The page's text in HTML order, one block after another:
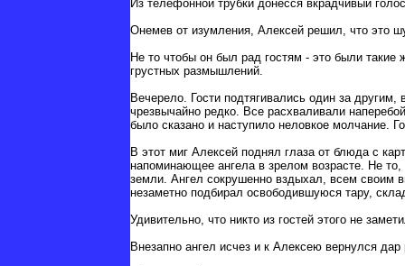
Из телефонной трубки донесся вкрадчивый
Онемев от изумления, Алексей решил, что это
Не то чтобы он был рад гостям - это были такие
грустных размышлений.
Вечерело. Гости подтягивались один за
чрезвычайно редко. Все расхваливали
было сказано и наступило неловкое молчание.
В этот миг Алексей поднял глаза от блюда с
напоминающее ангела в зрелом возрасте. Не
земли. Ангел сокрушенно вздыхал, всем своим
незаметно подбирал освободившуюся тару,
Удивительно, что никто из гостей этого не
Внезапно ангел исчез и к Алексею вернулся дар